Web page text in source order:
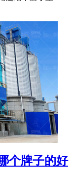
个牌子的好